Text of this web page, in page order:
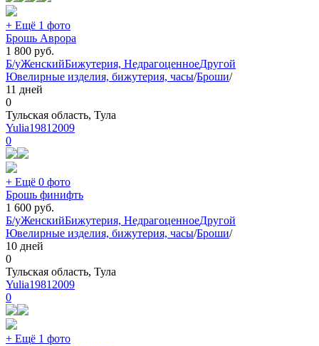
+ Ещё 1 фото
Брошь Аврора
1 800 руб.
Б/уЖенскийБижутерия, НедрагоценноеДругой
Ювелирные изделия, бижутерия, часы/Броши/
11 дней
0
Тульская область, Тула
Yulia19812009
0
+ Ещё 0 фото
Брошь финифть
1 600 руб.
Б/уЖенскийБижутерия, НедрагоценноеДругой
Ювелирные изделия, бижутерия, часы/Броши/
10 дней
0
Тульская область, Тула
Yulia19812009
0
+ Ещё 1 фото